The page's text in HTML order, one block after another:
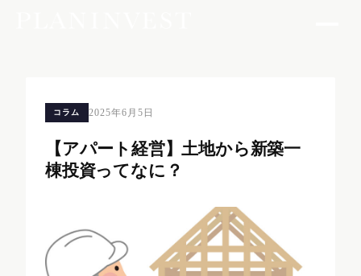
コラム 2025年6月5日
【アパート経営】土地から新築一
棟投資ってなに？